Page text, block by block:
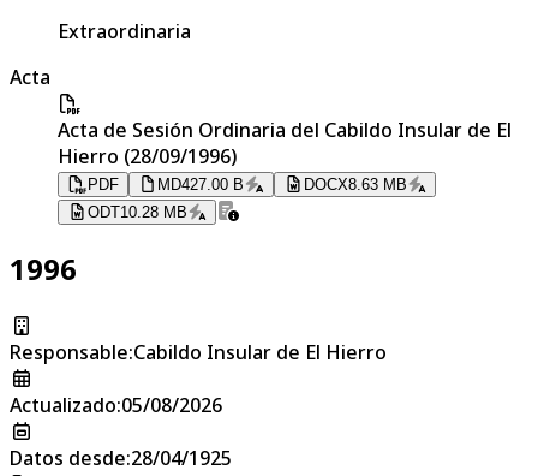
Extraordinaria
Acta
Acta de Sesión Ordinaria del Cabildo Insular de El
Hierro (28/09/1996)
PDF MD427.00 B DOCX8.63 MB
ODT10.28 MB
1996
Responsable:Cabildo Insular de El Hierro
Actualizado:05/08/2026
Datos desde:28/04/1925